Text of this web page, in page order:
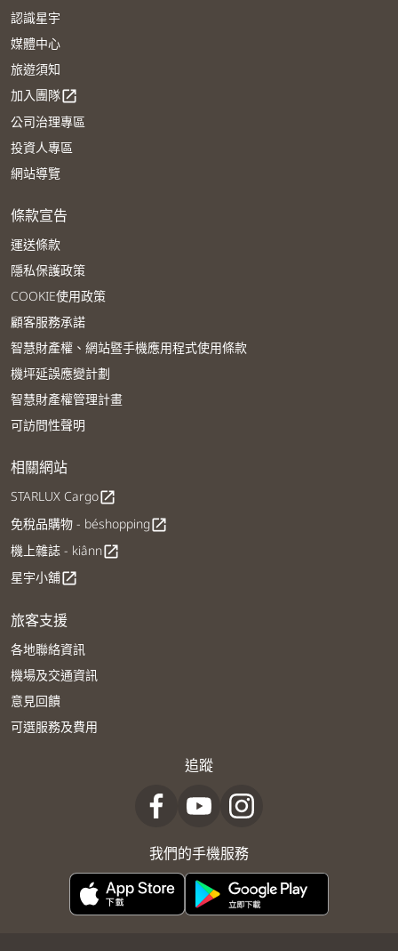
認識星宇
媒體中心
旅遊須知
加入團隊open_in_new
公司治理專區
投資人專區
網站導覽
條款宣告
運送條款
隱私保護政策
COOKIE使用政策
顧客服務承諾
智慧財產權、網站暨手機應用程式使用條款
機坪延誤應變計劃
智慧財產權管理計畫
可訪問性聲明
相關網站
STARLUX Cargoopen_in_new
免稅品購物 - béshoppingopen_in_new
機上雜誌 - kiânnopen_in_new
星宇小舖open_in_new
旅客支援
各地聯絡資訊
機場及交通資訊
意見回饋
可選服務及費用
追蹤
我們的手機服務